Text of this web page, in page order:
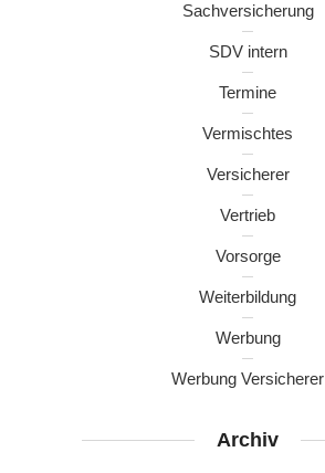
Sachversicherung
SDV intern
Termine
Vermischtes
Versicherer
Vertrieb
Vorsorge
Weiterbildung
Werbung
Werbung Versicherer
Archiv